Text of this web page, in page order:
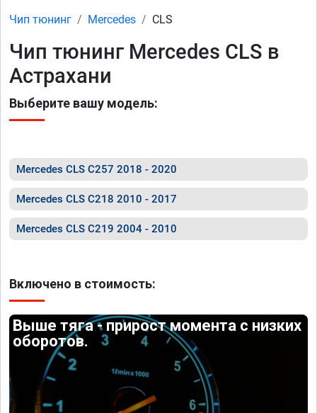
Чип тюнинг Mercedes CLS
Чип тюнинг Mercedes CLS в
Астрахани
Выберите вашу модель:
Mercedes CLS C257 2018 - 2020
Mercedes CLS C218 2010 - 2017
Mercedes CLS C219 2004 - 2010
Включено в стоимость:
Выше тяга - прирост момента с низких
оборотов.